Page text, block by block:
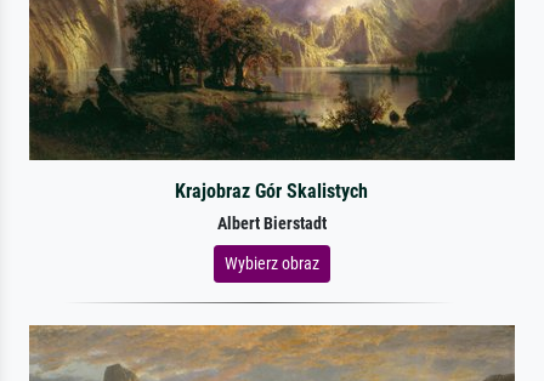
Krajobraz Gór Skalistych
Albert Bierstadt
Wybierz obraz